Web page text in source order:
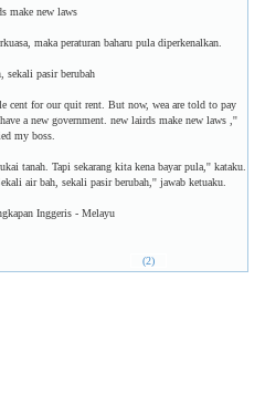
make new laws
maka peraturan baharu pula diperkenalkan.
sekali pasir berubah
cent for our quit rent. But now, wea are told to pay
a new government. new lairds make new laws ,''
my boss.
tanah. Tapi sekarang kita kena bayar pula,'' kataku.
air bah, sekali pasir berubah,'' jawab ketuaku.
Inggeris - Melayu
(2)